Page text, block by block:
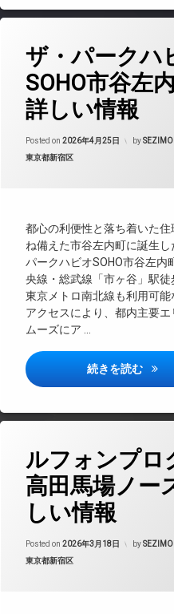
防犯カメラ
駐車場
駐輪場
ザ・パークハ
SOHO市谷左
詳しい情報
Posted on 2026年4月25日 bySEZIMO
カテゴリー:
東京都新宿区
都心の利便性と落ち着いた住
ね備えた市谷左内町に誕生し
パークハビオSOHO市谷左内
央線・総武線「市ヶ谷」駅徒
東京メトロ南北線も利用可能
アクセスにより、都内主要エ
ムーズにア …
続きを読む ザ
24時間管理
CATV
REIT系ブランドマンション
オートロック
デザイナーズ
ペット可
ラウンジ
内廊下
敷地内ゴミ置き場
楽器可
ワーブリーズ詳しい情報
ルフォンプロ
高田馬場ノー
しい情報
Posted on 2026年3月18日 bySEZIMO
カテゴリー:
東京都新宿区
24時間管理
CATV
REIT系ブランドマンション